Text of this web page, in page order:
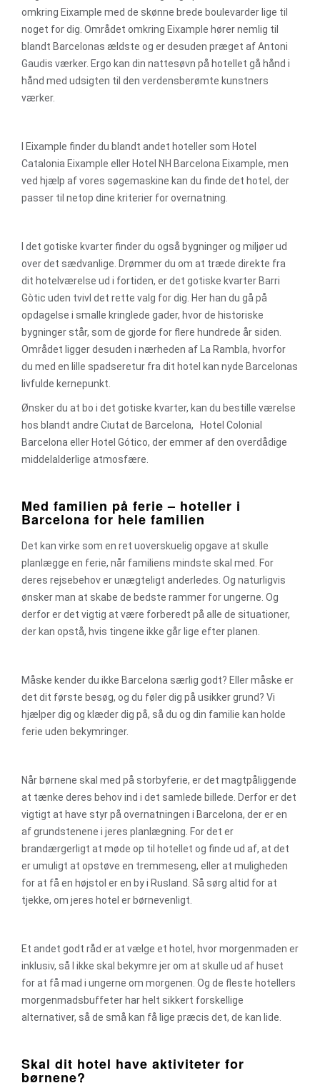
omkring Eixample med de skønne brede boulevarder lige til
noget for dig. Området omkring Eixample hører nemlig til
blandt Barcelonas ældste og er desuden præget af Antoni
Gaudis værker. Ergo kan din nattesøvn på hotellet gå hånd i
hånd med udsigten til den verdensberømte kunstners
værker.
I Eixample finder du blandt andet hoteller som Hotel
Catalonia Eixample eller Hotel NH Barcelona Eixample, men
ved hjælp af vores søgemaskine kan du finde det hotel, der
passer til netop dine kriterier for overnatning.
I det gotiske kvarter finder du også bygninger og miljøer ud
over det sædvanlige. Drømmer du om at træde direkte fra
dit hotelværelse ud i fortiden, er det gotiske kvarter Barri
Gòtic uden tvivl det rette valg for dig. Her han du gå på
opdagelse i smalle kringlede gader, hvor de historiske
bygninger står, som de gjorde for flere hundrede år siden.
Området ligger desuden i nærheden af La Rambla, hvorfor
du med en lille spadseretur fra dit hotel kan nyde Barcelonas
livfulde kernepunkt.
Ønsker du at bo i det gotiske kvarter, kan du bestille værelse
hos blandt andre Ciutat de Barcelona, Hotel Colonial
Barcelona eller Hotel Gótico, der emmer af den overdådige
middelalderlige atmosfære.
Med familien på ferie – hoteller i
Barcelona for hele familien
Det kan virke som en ret uoverskuelig opgave at skulle
planlægge en ferie, når familiens mindste skal med. For
deres rejsebehov er unægteligt anderledes. Og naturligvis
ønsker man at skabe de bedste rammer for ungerne. Og
derfor er det vigtig at være forberedt på alle de situationer,
der kan opstå, hvis tingene ikke går lige efter planen.
Måske kender du ikke Barcelona særlig godt? Eller måske er
det dit første besøg, og du føler dig på usikker grund? Vi
hjælper dig og klæder dig på, så du og din familie kan holde
ferie uden bekymringer.
Når børnene skal med på storbyferie, er det magtpåliggende
at tænke deres behov ind i det samlede billede. Derfor er det
vigtigt at have styr på overnatningen i Barcelona, der er en
af grundstenene i jeres planlægning. For det er
brandærgerligt at møde op til hotellet og finde ud af, at det
er umuligt at opstøve en tremmeseng, eller at muligheden
for at få en højstol er en by i Rusland. Så sørg altid for at
tjekke, om jeres hotel er børnevenligt.
Et andet godt råd er at vælge et hotel, hvor morgenmaden er
inklusiv, så I ikke skal bekymre jer om at skulle ud af huset
for at få mad i ungerne om morgenen. Og de fleste hotellers
morgenmadsbuffeter har helt sikkert forskellige
alternativer, så de små kan få lige præcis det, de kan lide.
Skal dit hotel have aktiviteter for
børnene?